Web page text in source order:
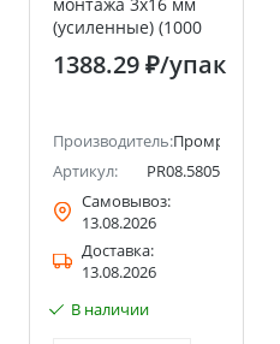
(усиленные) (1000
шт/уп) Промрукав
1388.29 ₽/упак
Производитель:Промрукав
Артикул:
PR08.5805
Самовывоз:
13.08.2026
Доставка:
13.08.2026
В наличии